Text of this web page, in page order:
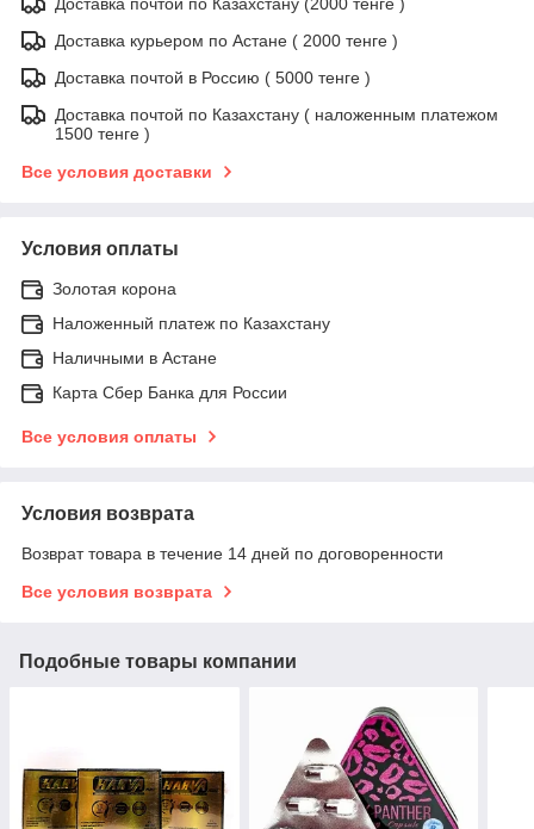
Доставка курьером по Астане ( 2000 тенге )
Доставка почтой в Россию ( 5000 тенге )
Доставка почтой по Казахстану ( наложенным платежом
1500 тенге )
Все условия доставки
Условия оплаты
Золотая корона
Наложенный платеж по Казахстану
Наличными в Астане
Карта Сбер Банка для России
Все условия оплаты
Условия возврата
Возврат товара в течение 14 дней по договоренности
Все условия возврата
Подобные товары компании